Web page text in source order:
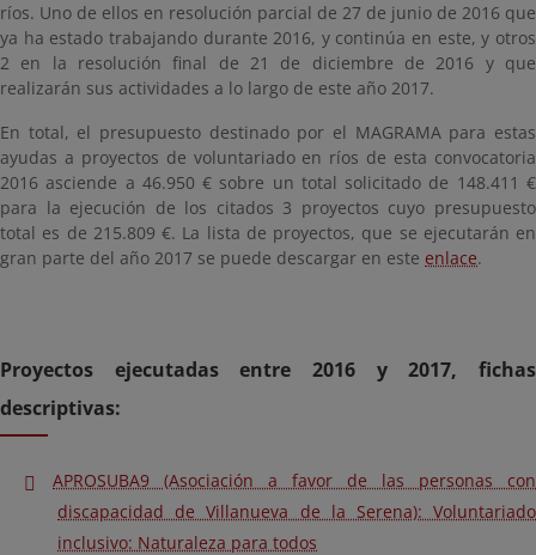
ríos. Uno de ellos en resolución parcial de 27 de junio de 2016 que
ya ha estado trabajando durante 2016, y continúa en este, y otros
2 en la resolución final de 21 de diciembre de 2016 y que
realizarán sus actividades a lo largo de este año 2017.
En total, el presupuesto destinado por el MAGRAMA para estas
ayudas a proyectos de voluntariado en ríos de esta convocatoria
2016 asciende a 46.950 € sobre un total solicitado de 148.411 €
para la ejecución de los citados 3 proyectos cuyo presupuesto
total es de 215.809 €. La lista de proyectos, que se ejecutarán en
gran parte del año 2017 se puede descargar en este enlace.
Proyectos ejecutadas entre 2016 y 2017, fichas
descriptivas:
APROSUBA9 (Asociación a favor de las personas con
discapacidad de Villanueva de la Serena): Voluntariado
inclusivo: Naturaleza para todos